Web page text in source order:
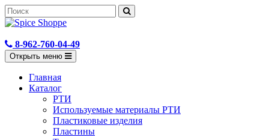
8-962-760-04-49
Открыть меню
Главная
Каталог
РТИ
Используемые материалы РТИ
Пластиковые изделия
Пластины